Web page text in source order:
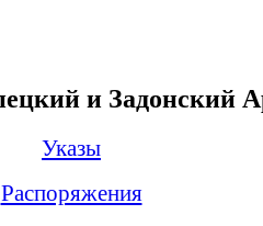
и Задонский
Указы
Распоряжения